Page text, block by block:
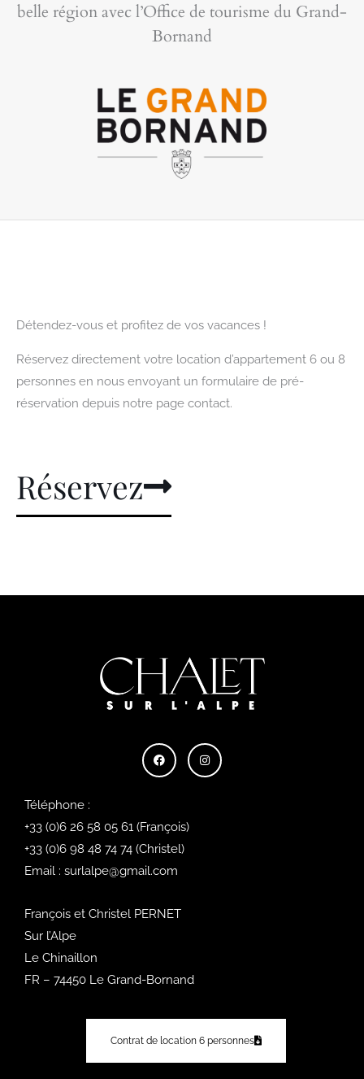
belle région avec l’Office de tourisme du Grand-
Bornand
Détendez-vous et profitez de vos vacances !
Réservez directement votre location d’appartement 6 ou 8
personnes en nous envoyant un formulaire de pré-
réservation depuis notre page contact.
Réservez
a
c
e
b
n
s
t
a
Téléphone :
+33 (0)6 26 58 05 61 (François)
+33 (0)6 98 48 74 74 (Christel)
Email : surlalpe@gmail.com
François et Christel PERNET
Sur l’Alpe
Le Chinaillon
FR – 74450 Le Grand-Bornand
Contrat de location 6 personnes